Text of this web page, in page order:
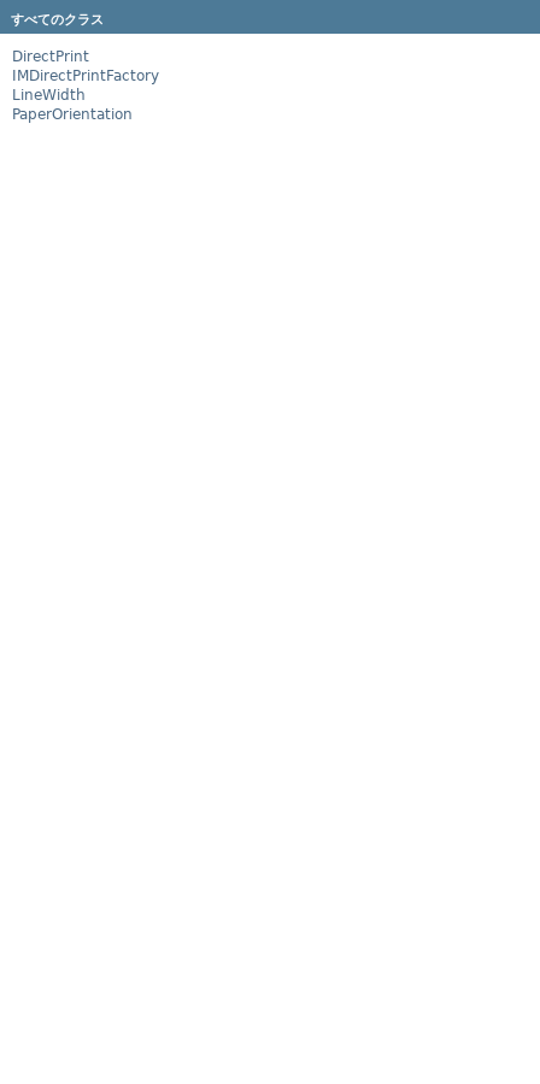
すべてのクラス
DirectPrint
IMDirectPrintFactory
LineWidth
PaperOrientation